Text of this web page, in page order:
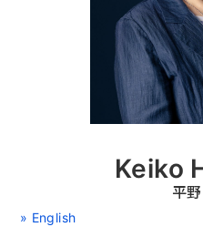
Keiko
平
» English